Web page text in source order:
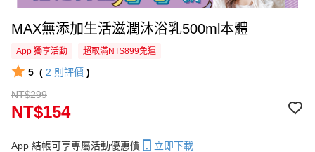
MAX無添加生活滋潤沐浴乳500ml本體
App 獨享活動 超取滿NT$899免運
5 ( 2 則評價 )
NT$299
NT$154
App 結帳可享專屬活動優惠價
立即下載